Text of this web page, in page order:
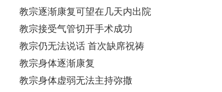
教宗逐渐康复可望在几天内出院
教宗接受气管切开手术成功
教宗仍无法说话 首次缺席祝祷
教宗身体逐渐康复
教宗身体虚弱无法主持弥撒